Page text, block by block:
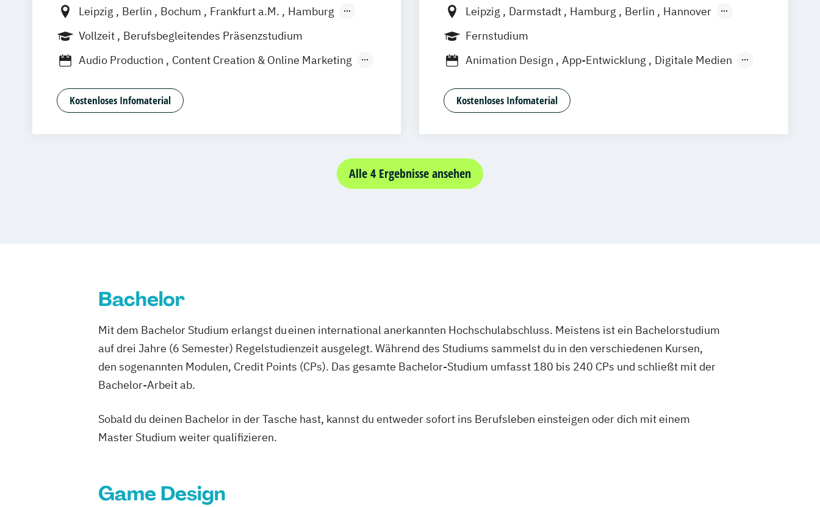
Leipzig Berlin Bochum Frankfurt a.M.
Hamburg
Köln
München Stuttgart Hannover Nürnberg
Vollzeit
Berufsbegleitendes Präsenzstudium
Audio Production
Content Creation & Online Marketing
Game Art Animation
Graphic Design Music Business
Kostenloses Infomaterial
Leipzig Darmstadt Hamburg Berlin
Hannover
Bonn
Nürnberg
Fernstudium
Animation Design
App-Entwicklung
Digitale Medien
Kommunikationsdesign
Kostenloses Infomaterial
Alle 4 Ergebnisse ansehen
Bachelor
Mit dem Bachelor Studium erlangst du einen international anerkannten Hochschulabschluss. Meistens ist ein Bachelorstudium
auf drei Jahre (6 Semester) Regelstudienzeit ausgelegt. Während des Studiums sammelst du in den verschiedenen Kursen,
den sogenannten Modulen, Credit Points (CPs). Das gesamte Bachelor-Studium umfasst 180 bis 240 CPs und schließt mit der
Bachelor-Arbeit ab.
Sobald du deinen Bachelor in der Tasche hast, kannst du entweder sofort ins Berufsleben einsteigen oder dich mit einem
Master Studium weiter qualifizieren.
Game Design